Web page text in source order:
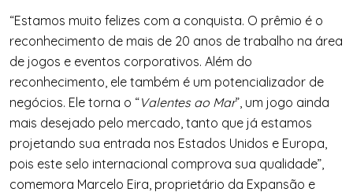
“Estamos muito felizes com a conquista. O prêmio é o
reconhecimento de mais de 20 anos de trabalho na área
de jogos e eventos corporativos. Além do
reconhecimento, ele também é um potencializador de
negócios. Ele torna o “Valentes ao Mar”, um jogo ainda
mais desejado pelo mercado, tanto que já estamos
projetando sua entrada nos Estados Unidos e Europa,
pois este selo internacional comprova sua qualidade”,
comemora Marcelo Eira, proprietário da Expansão e